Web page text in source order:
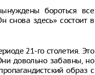
бороться все
снова здесь» состоит в
21-го столетия. Это
довольно забавны, но
образ с